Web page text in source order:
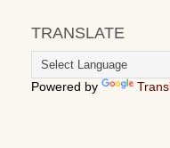
TRANSLATE
Powered by